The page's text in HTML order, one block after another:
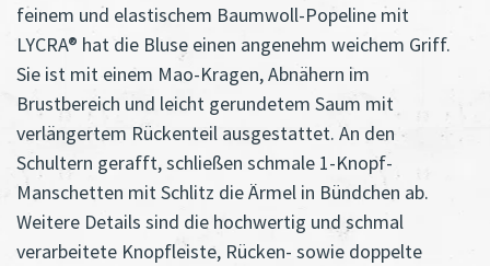
feinem und elastischem Baumwoll-Popeline mit
LYCRA® hat die Bluse einen angenehm weichem Griff.
Sie ist mit einem Mao-Kragen, Abnähern im
Brustbereich und leicht gerundetem Saum mit
verlängertem Rückenteil ausgestattet. An den
Schultern gerafft, schließen schmale 1-Knopf-
Manschetten mit Schlitz die Ärmel in Bündchen ab.
Weitere Details sind die hochwertig und schmal
verarbeitete Knopfleiste, Rücken- sowie doppelte